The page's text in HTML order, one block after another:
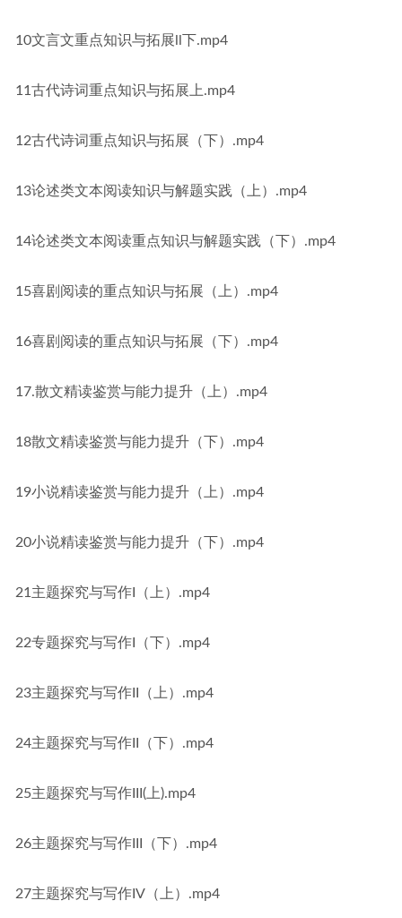
10文言文重点知识与拓展ll下.mp4
11古代诗词重点知识与拓展上.mp4
12古代诗词重点知识与拓展（下）.mp4
13论述类文本阅读知识与解题实践（上）.mp4
14论述类文本阅读重点知识与解题实践（下）.mp4
15喜剧阅读的重点知识与拓展（上）.mp4
16喜剧阅读的重点知识与拓展（下）.mp4
17.散文精读鉴赏与能力提升（上）.mp4
18散文精读鉴赏与能力提升（下）.mp4
19小说精读鉴赏与能力提升（上）.mp4
20小说精读鉴赏与能力提升（下）.mp4
21主题探究与写作I（上）.mp4
22专题探究与写作I（下）.mp4
23主题探究与写作II（上）.mp4
24主题探究与写作II（下）.mp4
25主题探究与写作III(上).mp4
26主题探究与写作III（下）.mp4
27主题探究与写作IV（上）.mp4